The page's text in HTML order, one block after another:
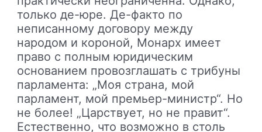
только де-юре. Де-факто по
неписанному договору между
народом и короной, Монарх имеет
право с полным юридическим
основанием провозглашать с трибуны
парламента: „Моя страна, мой
парламент, мой премьер-министр“. Но
не более! „Царствует, но не правит“.
Естественно, что возможно в столь